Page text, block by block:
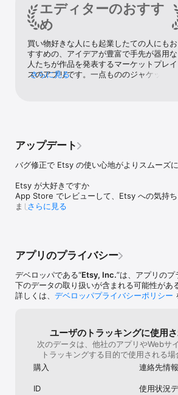
作ってくれますよ！
•お会計には Apple Pay を始めさまざまな支
すばやく安全にお支払いを済ませることがで
•注文した品がどこにあるか知りたいですか
れた際、そして配達されたときにもお知らせ
•Etsy は世界中の言語に対応しています。英
ス語、オランダ語、イタリア語、スペイン
語、ロシア語およびポルトガル語で表示され
•一点物のアートを自宅に飾りましょう―新
サポートページはこちら：http://
エディターのおすす
め
買い物好きな人にも起業したての人にもお
すすめの、アイデアが豊富で手先が器用な
人たちが作品を発表するマーケットプレイ
スのアプリです。一点もののジャケット
さらに見る
アップデート
バグ修正で Etsy の使い心地がよりスムーズに
Etsy が大好きですか
App Store でレビューして、Etsy への気持ち
ましょう!
さらに見る
アプリのプライバシー
デベロッパである“Etsy, Inc.”は、アプリの
下のデータの取り扱いが含まれる可能性があ
詳しくは、 デベロッパプライバシーポリシー
ユーザのトラッキングに使用
次のデータは、他社のアプリやWebサ
トラッキングする目的で使用される場
購入
連絡先情報
ID 使用状況